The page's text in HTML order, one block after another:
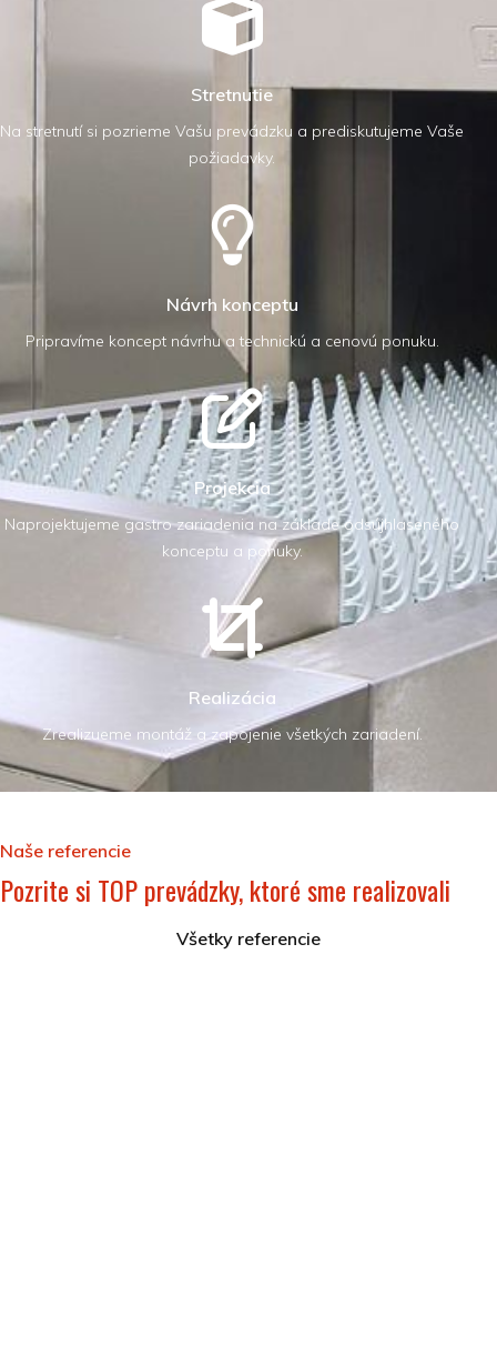
Stretnutie
Na stretnutí si pozrieme Vašu prevádzku a prediskutujeme Vaše
požiadavky.
Návrh konceptu
Pripravíme koncept návrhu a technickú a cenovú ponuku.
Projekcia
Naprojektujeme gastro zariadenia na základe odsújhlaseného
konceptu a ponuky.
Realizácia
Zrealizueme montáž a zapojenie všetkých zariadení.
Naše referencie
Pozrite si TOP prevádzky, ktoré sme realizovali
Všetky referencie